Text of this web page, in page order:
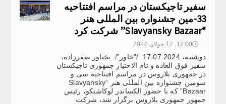
سفیر تاجیکستان در مراسم افتتاحیه
33-مین جشنواره بین المللی هنر
“Slavyansky Bazaar” شرکت کرد
🕔12:00, 17.جولای 2024
دوشنبه، 17.07.2024. /”خاور”/. بختاور صفرزاده،
سفیر فوق العاده و تام الاختیار جمهوری تاجیکستان
در جمهوری بلاروس در مراسم افتتاحیه سی و
سومین جشنواره بین المللی هنر “Slavyansky
Bazaar” که با حضور الکساندر لوکاشنکو، رئیس
جمهور جمهوری بلاروس برگزار شد، شرکت